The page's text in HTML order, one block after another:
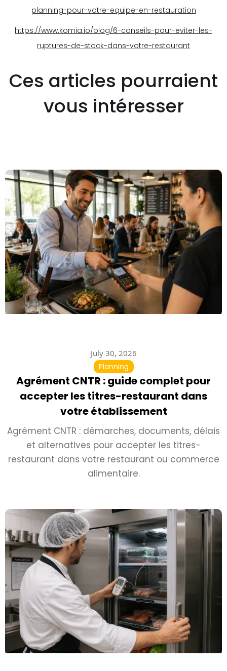
planning-pour-votre-equipe-en-restauration
https://www.komia.io/blog/6-conseils-pour-eviter-les-
ruptures-de-stock-dans-votre-restaurant
Ces articles pourraient
vous intéresser
July 30, 2026
Planning
Agrément CNTR : guide complet pour
accepter les titres-restaurant dans
votre établissement
Agrément CNTR : démarches, documents, délais
et alternatives pour accepter les titres-
restaurant dans votre restaurant ou commerce
alimentaire.